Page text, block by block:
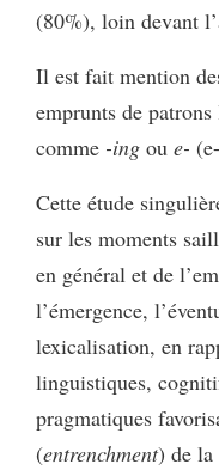
(80%), loin devant
Il est fait mention
emprunts de
comme -ing ou e-
Cette étude
sur les moments
en général et de
l’émergence,
lexicalisation, en
linguistiques,
pragmatiques
(entrenchment) de la